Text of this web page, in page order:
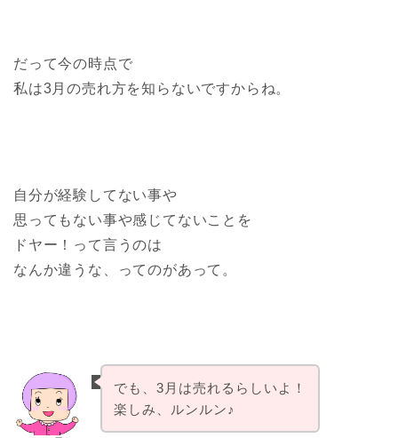
だって今の時点で
私は3月の売れ方を知らないですからね。
自分が経験してない事や
思ってもない事や感じてないことを
ドヤー！って言うのは
なんか違うな、ってのがあって。
でも、3月は売れるらしいよ！
楽しみ、ルンルン♪